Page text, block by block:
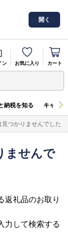
開く
ン お気に入り カート
納税を知る キャン
つかりませんでした
ませんで
返礼品のお取り
力して検索する